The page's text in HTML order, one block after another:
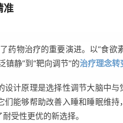
准
药物治疗的重要演进。以“食欲
镇静”到“靶向调节”的治疗理念转
设计原理是选择性调节大脑中
们能够帮助改善入睡和睡眠维
受性更优的新选择。